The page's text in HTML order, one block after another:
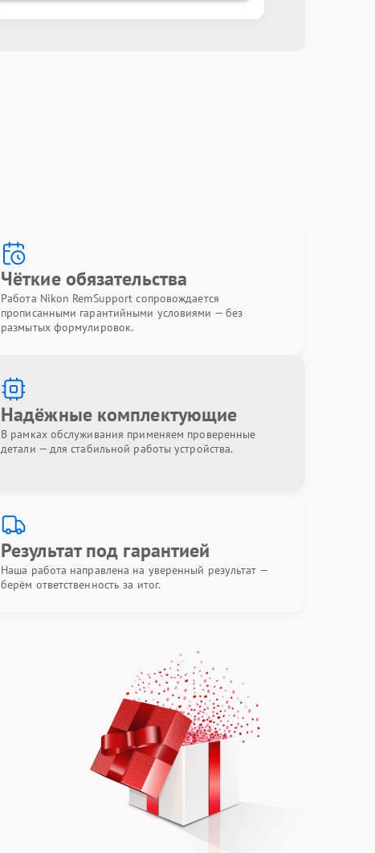
Чёткие обязательства
Работа Nikon RemSupport сопровождается
прописанными гарантийными условиями — без
размытых формулировок.
Надёжные комплектующие
В рамках обслуживания применяем проверенные
детали — для стабильной работы устройства.
Результат под гарантией
Наша работа направлена на уверенный результат —
берём ответственность за итог.